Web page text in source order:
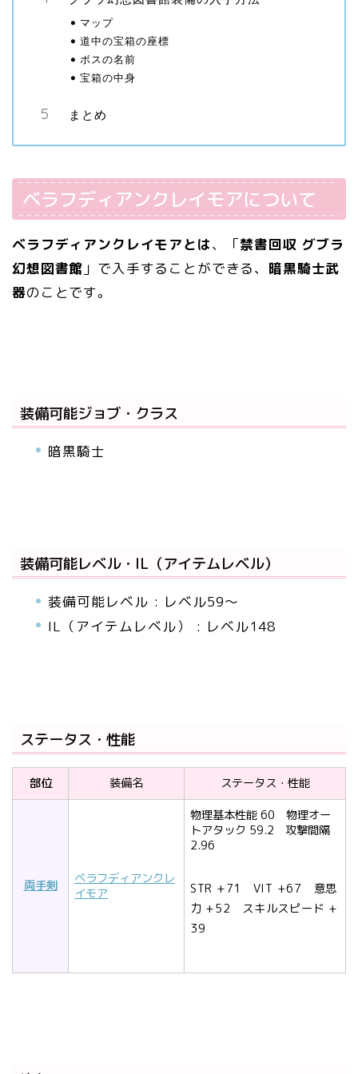
マップ
道中の宝箱の座標
ボスの名前
宝箱の中身
まとめ
ベラフディアンクレイモアについて
ベラフディアンクレイモアとは、「禁書回収 グブラ
幻想図書館 」で入手することができる、 暗黒騎士武
器のことです。
装備可能ジョブ・クラス
暗黒騎士
装備可能レベル・IL（アイテムレベル）
装備可能レベル : レベル59～
IL（アイテムレベル） : レベル148
ステータス・性能
部位 装備名 ステータス・性能
両手剣
ベラフディアンクレ
イモア
物理基本性能 60 物理オー
トアタック 59.2 攻撃間隔
2.96
STR +71 VIT +67 意思
力 +52 スキルスピード +
39